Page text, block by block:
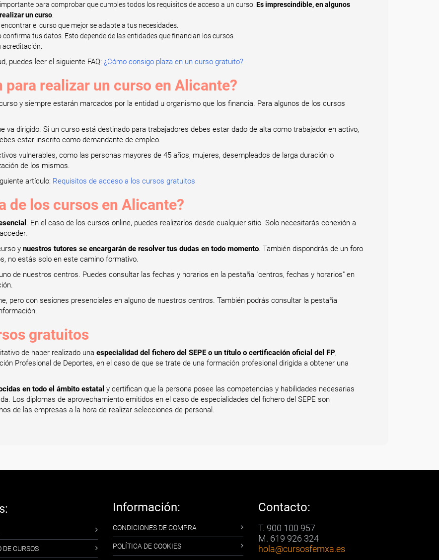
para comprobar que cumples todos los requisitos de acceso a un curso. Es imprescindible, en algunos
un curso
el curso que mejor se adapte a tus necesidades.
tus datos. Esto depende de las entidades que financian los cursos.
puedes leer el siguiente FAQ: ¿Cómo consigo plaza en un curso gratuito?
para realizar un curso en Alicante?
y siempre estarán marcados por la entidad u organismo que los financia. Para algunos de los cursos
va dirigido. Si un curso está destinado para trabajadores debes estar dado de alta como trabajador en activo,
estar inscrito como demandante de empleo.
vulnerables, como las personas mayores de 45 años, mujeres, desempleados de larga duración o
de los mismos.
artículo: Requisitos de acceso a los cursos gratuitos
de los cursos en Alicante?
. En el caso de los cursos online, puedes realizarlos desde cualquier sitio. Solo necesitarás conexión a
y nuestros tutores se encargarán de resolver tus dudas en todo momento. También dispondrás de un foro
no estás solo en este camino formativo.
de nuestros centros. Puedes consultar las fechas y horarios en la pestaña "centros, fechas y horarios" en
pero con sesiones presenciales en alguno de nuestros centros. También podrás consultar la pestaña
gratuitos
de haber realizado una especialidad del fichero del SEPE o un título o certificación oficial del FP,
Profesional de Deportes, en el caso de que se trate de una formación profesional dirigida a obtener una
en todo el ámbito estatal y certifican que la persona posee las competencias y habilidades necesarias
Los diplomas de aprovechamiento emitidos en el caso de especialidades del fichero del SEPE son
de las empresas a la hora de realizar selecciones de personal.
DE CURSOS
Información:
CONDICIONES DE COMPRA
POLÍTICA DE COOKIES
Contacto:
T. 900 100 957
M. 619 926 324
hola@cursosfemxa.es